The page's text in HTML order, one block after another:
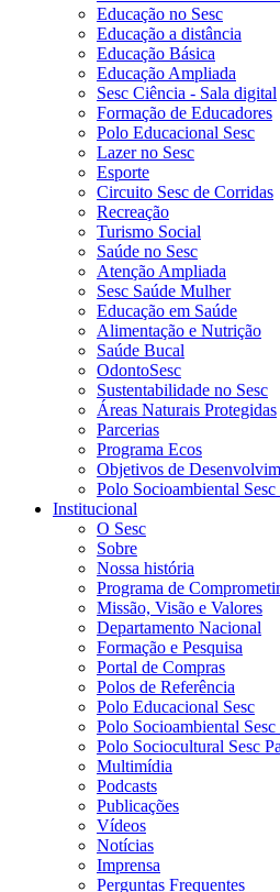
Educação no Sesc
Educação a distância
Educação Básica
Educação Ampliada
Sesc Ciência - Sala digital
Formação de Educadores
Polo Educacional Sesc
Lazer no Sesc
Esporte
Circuito Sesc de Corridas
Recreação
Turismo Social
Saúde no Sesc
Atenção Ampliada
Sesc Saúde Mulher
Educação em Saúde
Alimentação e Nutrição
Saúde Bucal
OdontoSesc
Sustentabilidade no Sesc
Áreas Naturais Protegidas
Parcerias
Programa Ecos
Objetivos de
Polo Socioambiental Sesc
Institucional
O Sesc
Sobre
Nossa história
Programa de
Missão, Visão e Valores
Departamento Nacional
Formação e Pesquisa
Portal de Compras
Polos de Referência
Polo Educacional Sesc
Polo Socioambiental Sesc
Polo Sociocultural Sesc
Multimídia
Podcasts
Publicações
Vídeos
Notícias
Imprensa
Perguntas Frequentes